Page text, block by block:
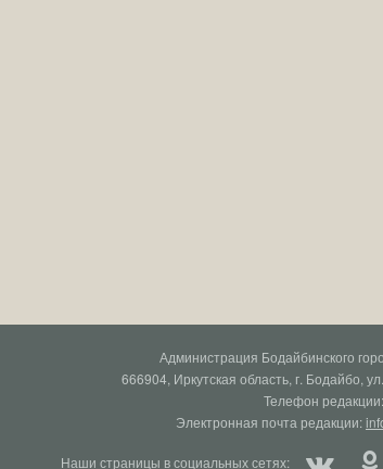
Администрация Бодайбинского
666904, Иркутская область, г. Бодайбо,
Телефон
Электронная почта редакции:
Наши страницы в социальных сетях: